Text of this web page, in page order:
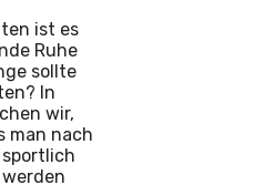
ist es
Ruhe
sollte
In
wir,
man nach